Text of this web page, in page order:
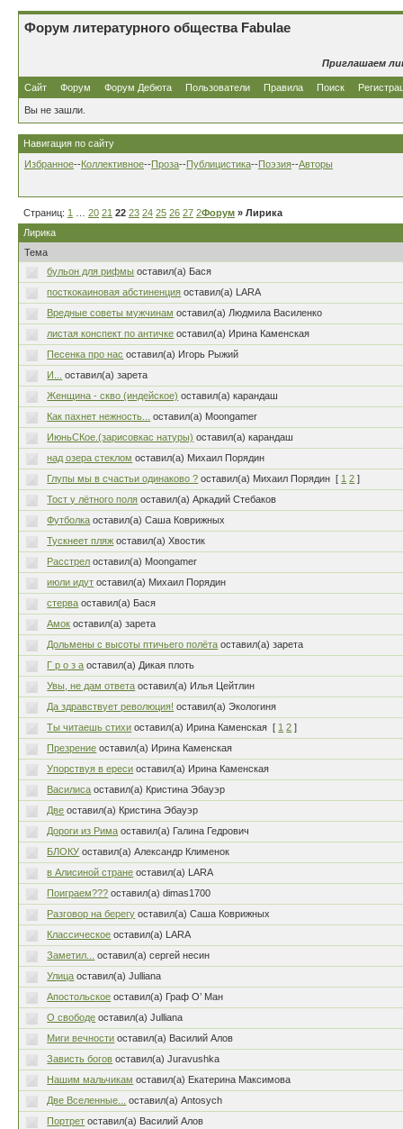
Форум литературного общества Fabulae
Приглашаем
Сайт Форум Форум Дебюта Пользователи Правила Поиск
Вы не зашли.
Навигация по сайту
Избранное--Коллективное--Проза--Публицистика--Поэзия--Авторы
Страниц: 1 20 21 22 23 24 25 26 27 28…80
Форум » Лирика
Лирика
Тема
бульон для рифмы оставил(а) Бася
посткокаиновая абстиненция оставил(а) LARA
Вредные советы мужчинам оставил(а) Людмила Василенко
листая конспект по античке оставил(а) Ирина Каменская
Песенка про нас оставил(а) Игорь Рыжий
И...
оставил(а) зарета
Женщина - скво (индейское) оставил(а) карандаш
Как пахнет нежность...
оставил(а) Moongamer
ИюньСКое.(зарисовкас натуры) оставил(а) карандаш
над озера стеклом оставил(а) Михаил Порядин
Глупы мы в счастьи одинаково ? оставил(а) Михаил Порядин [ 1 2 ]
Тост у лётного поля оставил(а) Аркадий Стебаков
Футболка оставил(а) Саша Коврижных
Тускнеет пляж оставил(а) Хвостик
Расстрел оставил(а) Moongamer
июли идут оставил(а) Михаил Порядин
стерва оставил(а) Бася
Амок оставил(а) зарета
Дольмены с высоты птичьего полёта оставил(а) зарета
Г р о з а оставил(а) Дикая плоть
Увы, не дам ответа оставил(а) Илья Цейтлин
Да здравствует революция! оставил(а) Экологиня
Ты читаешь стихи оставил(а) Ирина Каменская [ 1 2 ]
Презрение оставил(а) Ирина Каменская
Упорствуя в ереси оставил(а) Ирина Каменская
Василиса оставил(а) Кристина Эбауэр
Две оставил(а) Кристина Эбауэр
Дороги из Рима оставил(а) Галина Гедрович
БЛОКУ оставил(а) Александр Клименок
в Алисиной стране оставил(а) LARA
Поиграем??? оставил(а) dimas1700
Разговор на берегу оставил(а) Саша Коврижных
Классическое оставил(а) LARA
Заметил...
оставил(а) сергей несин
Улица оставил(а) Julliana
Апостольское оставил(а) Граф О’ Ман
О свободе оставил(а) Julliana
Миги вечности оставил(а) Василий Алов
Зависть богов оставил(а) Juravushka
Нашим мальчикам оставил(а) Екатерина Максимова
Две Вселенные...
оставил(а) Antosych
Портрет оставил(а) Василий Алов